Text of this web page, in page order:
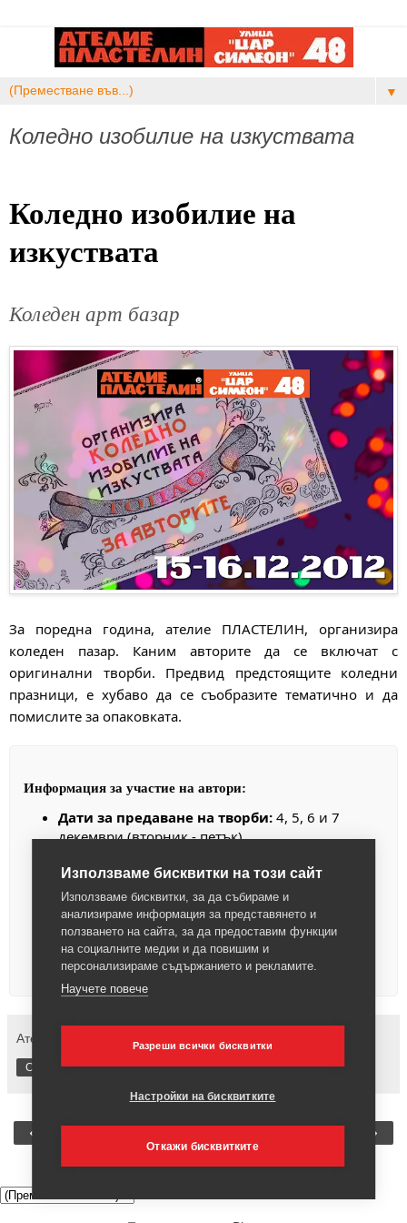
▼
Коледно изобилие на изкуствата
Коледно изобилие на
изкуствата
Коледен арт базар
За поредна година, ателие ПЛАСТЕЛИН, организира
коледен пазар. Каним авторите да се включат с
оригинални творби. Предвид предстоящите коледни
празници, е хубаво да се съобразите тематично и да
помислите за опаковката.
Информация за участие на автори:
Дати за предаване на творби:4, 5, 6 и 7
декември (вторник - петък)
Място:Ателие ПЛАСТЕЛИН
Условия:Да изготвите 2 еднакви списъка
с предметите, които оставяте.
За допълнителна информация:
943 618
Ателие Пластелин
Споделяне
‹ ›
Преглед на уеб версията
Използваме бисквитки на този сайт
Използваме бисквитки, за да събираме и
анализираме информация за представянето и
ползването на сайта, за да предоставим функции
на социалните медии и да повишим и
персонализираме съдържанието и рекламите.
Научете повече
Разреши всички бисквитки
Настройки на бисквитките
Откажи бисквитките